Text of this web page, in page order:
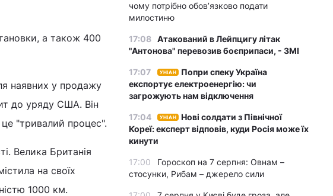
а також 400
наявних у продажу
до уряду США. Він
"тривалий процес".
Велика Британія
на своїх
1000 км.
чому потрібно обов’язково подати
милостиню
17:08 Атакований в Лейпцигу літак
"Антонова" перевозив боєприпаси, - ЗМІ
17:07 УНІАН
Попри спеку Україна
експортує електроенергію: чи
загрожують нам відключення
17:04 УНІАН
Нові солдати з Північної
Кореї: експерт відповів, куди Росія може їх
кинути
17:00
Гороскоп на 7 серпня: Овнам –
стосунки, Рибам – джерело сили